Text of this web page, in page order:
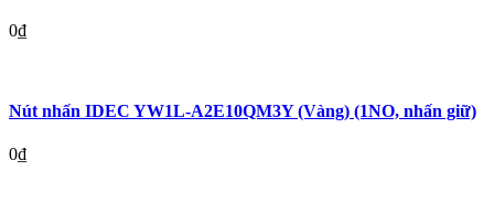
0₫
Nút nhấn IDEC YW1L-A2E10QM3Y (Vàng) (1NO, nhấn giữ)
0₫